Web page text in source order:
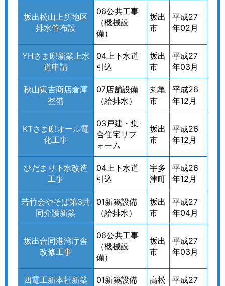
坂出松山上所地区
排水管布設
06公共工事
（機械設
備）
坂出
市
平成27
年02月
YHさま邸新築上水
道申請
04上下水道
引込
坂出
市
平成27
年03月
秋山寅吉商店倉庫
整備
07店舗設備
（給排水）
丸亀
市
平成26
年12月
KTさま邸オール電
化工事
03戸建・集
合住宅リフ
ォーム
坂出
市
平成26
年12月
ひだまり下水改造
工事
04上下水道
引込
宇多
津町
平成26
年12月
若竹会やそば第3共
同介護新築
01新築設備
（給排水）
坂出
市
平成27
年04月
坂出合同港湾庁舎
改修工事
06公共工事
（機械設
備）
坂出
市
平成27
年03月
四電工新本社新築
01新築設備
高松
平成27